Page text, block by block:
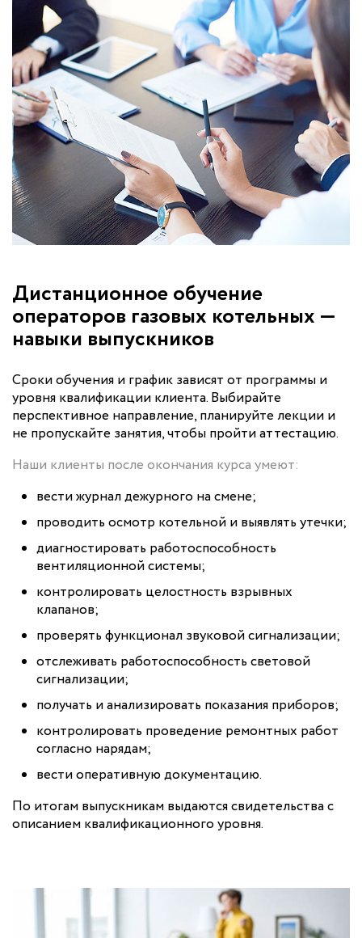
Дистанционное обучение
операторов газовых котельных —
навыки выпускников
Сроки обучения и график зависят от программы и
уровня квалификации клиента. Выбирайте
перспективное направление, планируйте лекции и
не пропускайте занятия, чтобы пройти аттестацию.
Наши клиенты после окончания курса умеют:
вести журнал дежурного на смене;
проводить осмотр котельной и выявлять утечки;
диагностировать работоспособность
вентиляционной системы;
контролировать целостность взрывных
клапанов;
проверять функционал звуковой сигнализации;
отслеживать работоспособность световой
сигнализации;
получать и анализировать показания приборов;
контролировать проведение ремонтных работ
согласно нарядам;
вести оперативную документацию.
По итогам выпускникам выдаются свидетельства с
описанием квалификационного уровня.